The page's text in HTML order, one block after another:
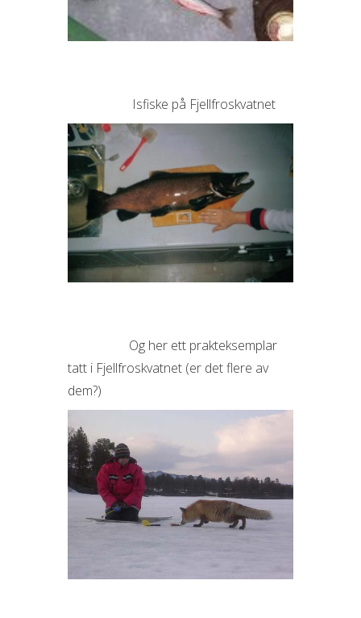
Isfiske på Fjellfroskvatnet
Og her ett prakteksemplar
tatt i Fjellfroskvatnet (er det flere av
dem?)